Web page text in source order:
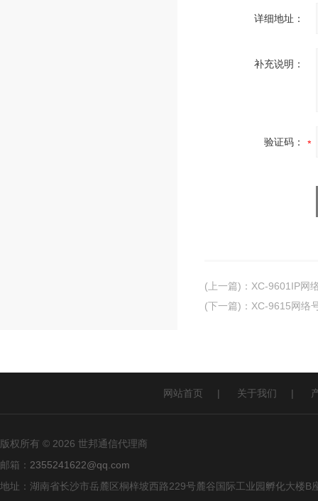
详细地址：
补充说明：
验证码：
(上一篇) ： XC-9601IP网
(下一篇) ： XC-9615网络
网站首页 | 关于我们 |
版权所有 © 2026 世邦通信代理商
邮箱： 2355241622@qq.com
地址：湖南省长沙市岳麓区桐梓坡西路229号麓谷国际工业园孵化大楼B